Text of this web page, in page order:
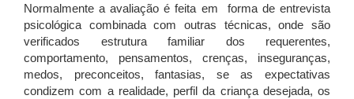
Normalmente a avaliação é feita em forma de entrevista
psicológica combinada com outras técnicas, onde são
verificados estrutura familiar dos requerentes,
comportamento, pensamentos, crenças, inseguranças,
medos, preconceitos, fantasias, se as expectativas
condizem com a realidade, perfil da criança desejada, os